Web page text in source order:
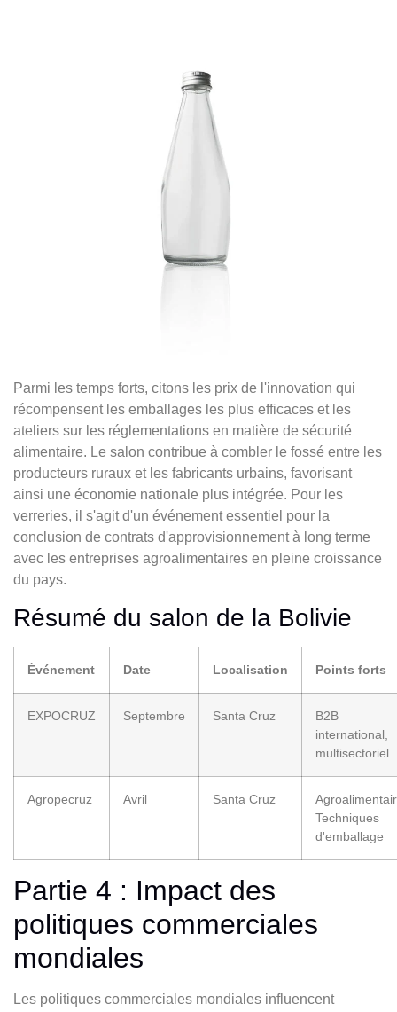
Parmi les temps forts, citons les prix de l'innovation qui
récompensent les emballages les plus efficaces et les
ateliers sur les réglementations en matière de sécurité
alimentaire. Le salon contribue à combler le fossé entre les
producteurs ruraux et les fabricants urbains, favorisant
ainsi une économie nationale plus intégrée. Pour les
verreries, il s'agit d'un événement essentiel pour la
conclusion de contrats d'approvisionnement à long terme
avec les entreprises agroalimentaires en pleine croissance
du pays.
Résumé du salon de la Bolivie
Événement Date Localisation Points forts
EXPOCRUZ Septembre Santa Cruz
B2B
international,
multisectoriel
Agropecruz Avril Santa Cruz
Techniques
d'emballage
Partie 4 : Impact des
politiques commerciales
mondiales
Les politiques commerciales mondiales influencent